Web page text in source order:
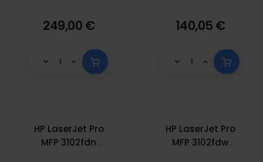
249,00 € 140,05 €
HP LaserJet Pro
MFP 3102fdn
HP LaserJet Pro
MFP 3102fdw